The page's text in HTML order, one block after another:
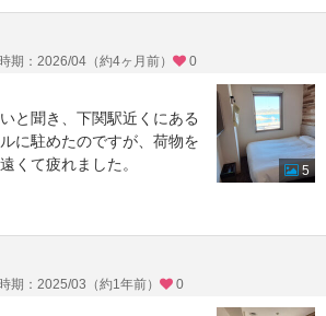
スやっています。
期：2026/04（約4ヶ月前） 0
と聞き、下関駅近くにある
に駐めたのですが、荷物を
くて疲れました。
類も多く、数種のおつまみ
5
期：2025/03（約1年前） 0